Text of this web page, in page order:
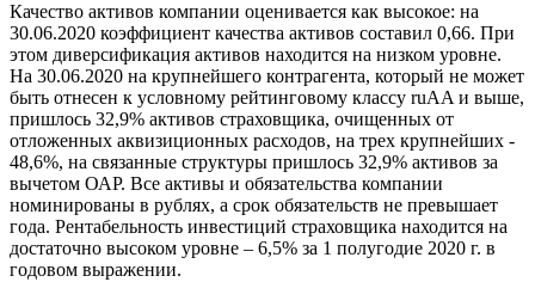
Качество активов компании оценивается как высокое: на
30.06.2020 коэффициент качества активов составил 0,66. При
этом диверсификация активов находится на низком уровне.
На 30.06.2020 на крупнейшего контрагента, который не может
быть отнесен к условному рейтинговому классу ruAA и выше,
пришлось 32,9% активов страховщика, очищенных от
отложенных аквизиционных расходов, на трех крупнейших -
48,6%, на связанные структуры пришлось 32,9% активов за
вычетом ОАР. Все активы и обязательства компании
номинированы в рублях, а срок обязательств не превышает
года. Рентабельность инвестиций страховщика находится на
достаточно высоком уровне – 6,5% за 1 полугодие 2020 г. в
годовом выражении.